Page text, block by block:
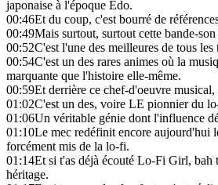
japonaise à l'époque Edo.
00:46Et du coup, c'est bourré de
00:49Mais surtout, surtout cette bande-son
00:52C'est l'une des meilleures de tous les
00:54C'est un des rares animes où la
marquante que l'histoire elle-même.
00:59Et derrière ce chef-d'oeuvre musical,
01:02C'est un des, voire LE pionnier du
01:06Un véritable génie dont l'influence
01:10Le mec redéfinit encore aujourd'hui
forcément mis de la lo-fi.
01:14Et si t'as déjà écouté Lo-Fi Girl, bah
héritage.